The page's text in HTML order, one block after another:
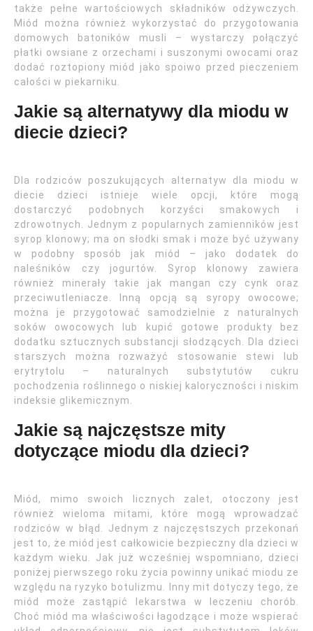
także pełne wartościowych składników odżywczych.
Miód można również wykorzystać do przygotowania
domowych batoników musli – wystarczy połączyć
płatki owsiane z orzechami i suszonymi owocami oraz
dodać roztopiony miód jako spoiwo przed pieczeniem
całości w piekarniku.
Jakie są alternatywy dla miodu w
diecie dzieci?
Dla rodziców poszukujących alternatyw dla miodu w
diecie dzieci istnieje wiele opcji, które mogą
dostarczyć podobnych korzyści smakowych i
zdrowotnych. Jednym z popularnych zamienników jest
syrop klonowy; ma on słodki smak i może być używany
w podobny sposób jak miód – jako dodatek do
naleśników czy jogurtów. Syrop klonowy zawiera
również minerały takie jak mangan czy cynk oraz
przeciwutleniacze. Inną opcją są syropy owocowe;
można je przygotować samodzielnie z naturalnych
soków owocowych lub kupić gotowe produkty bez
dodatku sztucznych substancji słodzących. Dla dzieci
starszych można rozważyć stosowanie stewi lub
erytrytolu – naturalnych substytutów cukru
pochodzenia roślinnego o niskiej kaloryczności i niskim
indeksie glikemicznym.
Jakie są najczęstsze mity
dotyczące miodu dla dzieci?
Miód, mimo swoich licznych zalet, otoczony jest
również wieloma mitami, które mogą wprowadzać
rodziców w błąd. Jednym z najczęstszych przekonań
jest to, że miód jest całkowicie bezpieczny dla dzieci w
każdym wieku. Jak już wcześniej wspomniano, dzieci
poniżej pierwszego roku życia powinny unikać miodu ze
względu na ryzyko botulizmu. Inny mit dotyczy tego, że
miód może zastąpić lekarstwa w leczeniu chorób.
Choć miód ma właściwości łagodzące i może wspierać